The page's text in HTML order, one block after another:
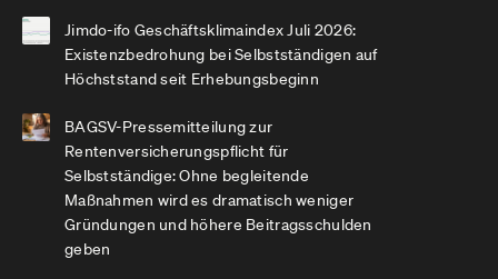
Jimdo-ifo Geschäftsklimaindex Juli 2026:
Existenzbedrohung bei Selbstständigen auf
Höchststand seit Erhebungsbeginn
BAGSV-Pressemitteilung zur
Rentenversicherungspflicht für
Selbstständige: Ohne begleitende
Maßnahmen wird es dramatisch weniger
Gründungen und höhere Beitragsschulden
geben